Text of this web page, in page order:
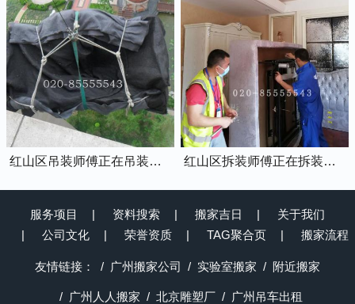
红山区吊装师傅正在吊装物品上楼 红山区拆装师傅正在拆装家具
服务项目 资料搜索 搬家吉日
关于我们
公司文化
荣誉资质 TAG聚合页 搬家流程
友情链接： 广州搬家公司 实验室搬家 附近搬家
广州人人搬家 北京雕塑厂 广州吊车出租